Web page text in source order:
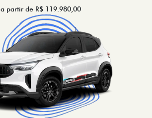
a partir de R$ 119.980,00